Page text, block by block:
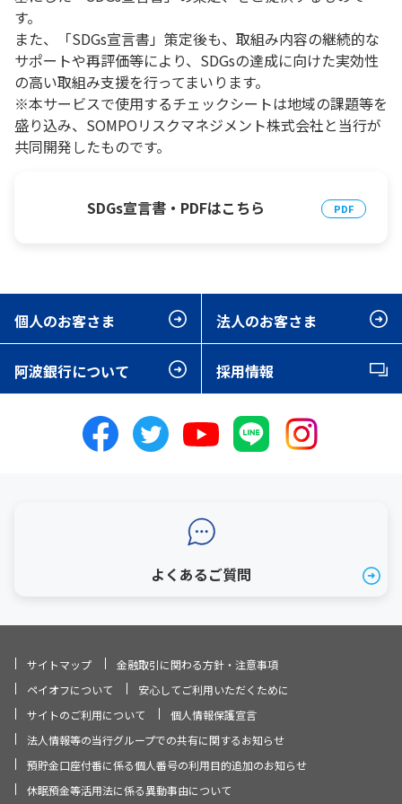
す。
また、「SDGs宣言書」策定後も、取組み内容の継続的な
サポートや再評価等により、SDGsの達成に向けた実効性
の高い取組み支援を行ってまいります。
※本サービスで使用するチェックシートは地域の課題等を
盛り込み、SOMPOリスクマネジメント株式会社と当行が
共同開発したものです。
SDGs宣言書・PDFはこちら
個人のお客さま 法人のお客さま
阿波銀行について 採用情報
よくあるご質問
サイトマップ
金融取引に関わる方針・注意事項
ペイオフについて
安心してご利用いただくために
サイトのご利用について
個人情報保護宣言
法人情報等の当行グループでの共有に関するお知らせ
預貯金口座付番に係る個人番号の利用目的追加のお知らせ
休眠預金等活用法に係る異動事由について